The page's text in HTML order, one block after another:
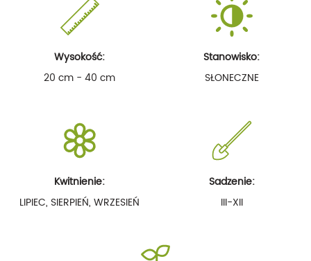
Wysokość:
20 cm - 40 cm
Stanowisko:
SŁONECZNE
Kwitnienie:
LIPIEC, SIERPIEŃ, WRZESIEŃ
Sadzenie:
III-XII